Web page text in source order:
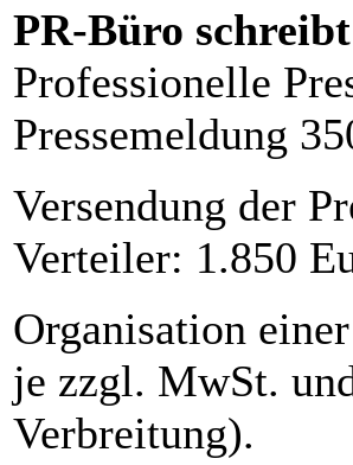
PR-Büro
Professionelle
Pressemeldung
Versendung der
Verteiler: 1.850
Organisation
je zzgl. MwSt.
Verbreitung).